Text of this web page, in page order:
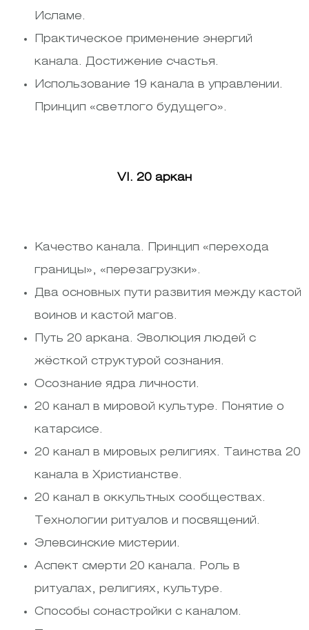
Исламе.
Практическое применение энергий
канала. Достижение счастья.
Использование 19 канала в управлении.
Принцип «светлого будущего».
VI. 20 аркан
Качество канала. Принцип «перехода
границы», «перезагрузки».
Два основных пути развития между кастой
воинов и кастой магов.
Путь 20 аркана. Эволюция людей с
жёсткой структурой сознания.
Осознание ядра личности.
20 канал в мировой культуре. Понятие о
катарсисе.
20 канал в мировых религиях. Таинства 20
канала в Христианстве.
20 канал в оккультных сообществах.
Технологии ритуалов и посвящений.
Элевсинские мистерии.
Аспект смерти 20 канала. Роль в
ритуалах, религиях, культуре.
Способы сонастройки с каналом.